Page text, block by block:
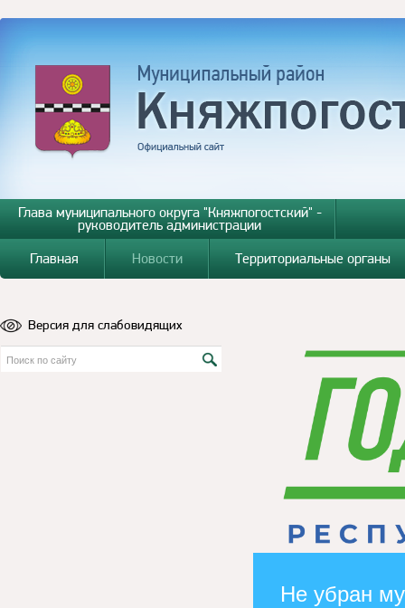
Глава муниципального округа "Княжпогостский" -
руководитель администрации
Главная
Новости Территориальные органы
Версия для слабовидящих
Не убран